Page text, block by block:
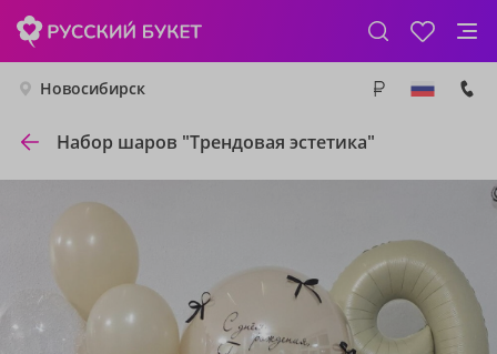
Новосибирск
Набор шаров "Трендовая эстетика"